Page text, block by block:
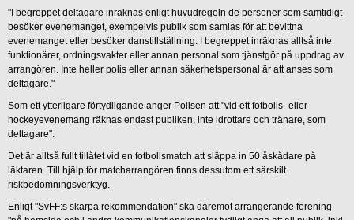
"I begreppet deltagare inräknas enligt huvudregeln de personer som samtidigt
besöker evenemanget, exempelvis publik som samlas för att bevittna
evenemanget eller besöker danstillställning. I begreppet inräknas alltså inte
funktionärer, ordningsvakter eller annan personal som tjänstgör på uppdrag av
arrangören. Inte heller polis eller annan säkerhetspersonal är att anses som
deltagare."
Som ett ytterligare förtydligande anger Polisen att "vid ett fotbolls- eller
hockeyevenemang räknas endast publiken, inte idrottare och tränare, som
deltagare".
Det är alltså fullt tillåtet vid en fotbollsmatch att släppa in 50 åskådare på
läktaren. Till hjälp för matcharrangören finns dessutom ett särskilt
riskbedömningsverktyg.
Enligt "SvFF:s skarpa rekommendation" ska däremot arrangerande förening